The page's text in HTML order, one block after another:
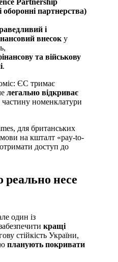
Partnership
оборонні партнерства)
і
внесок у
та військову
.
ЄС тримає
легально відкриває
номенклатури
для британських
на кшталт «pay-to-
доступ до
реально несе
один із
кращі
стійкість України,
планують покривати